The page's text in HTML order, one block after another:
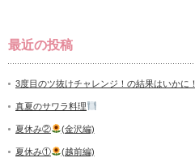
最近の投稿
3度目のツ抜けチャレンジ！の結果はいかに！
真夏のサワラ料理
夏休み② (金沢編)
夏休み① (越前編)